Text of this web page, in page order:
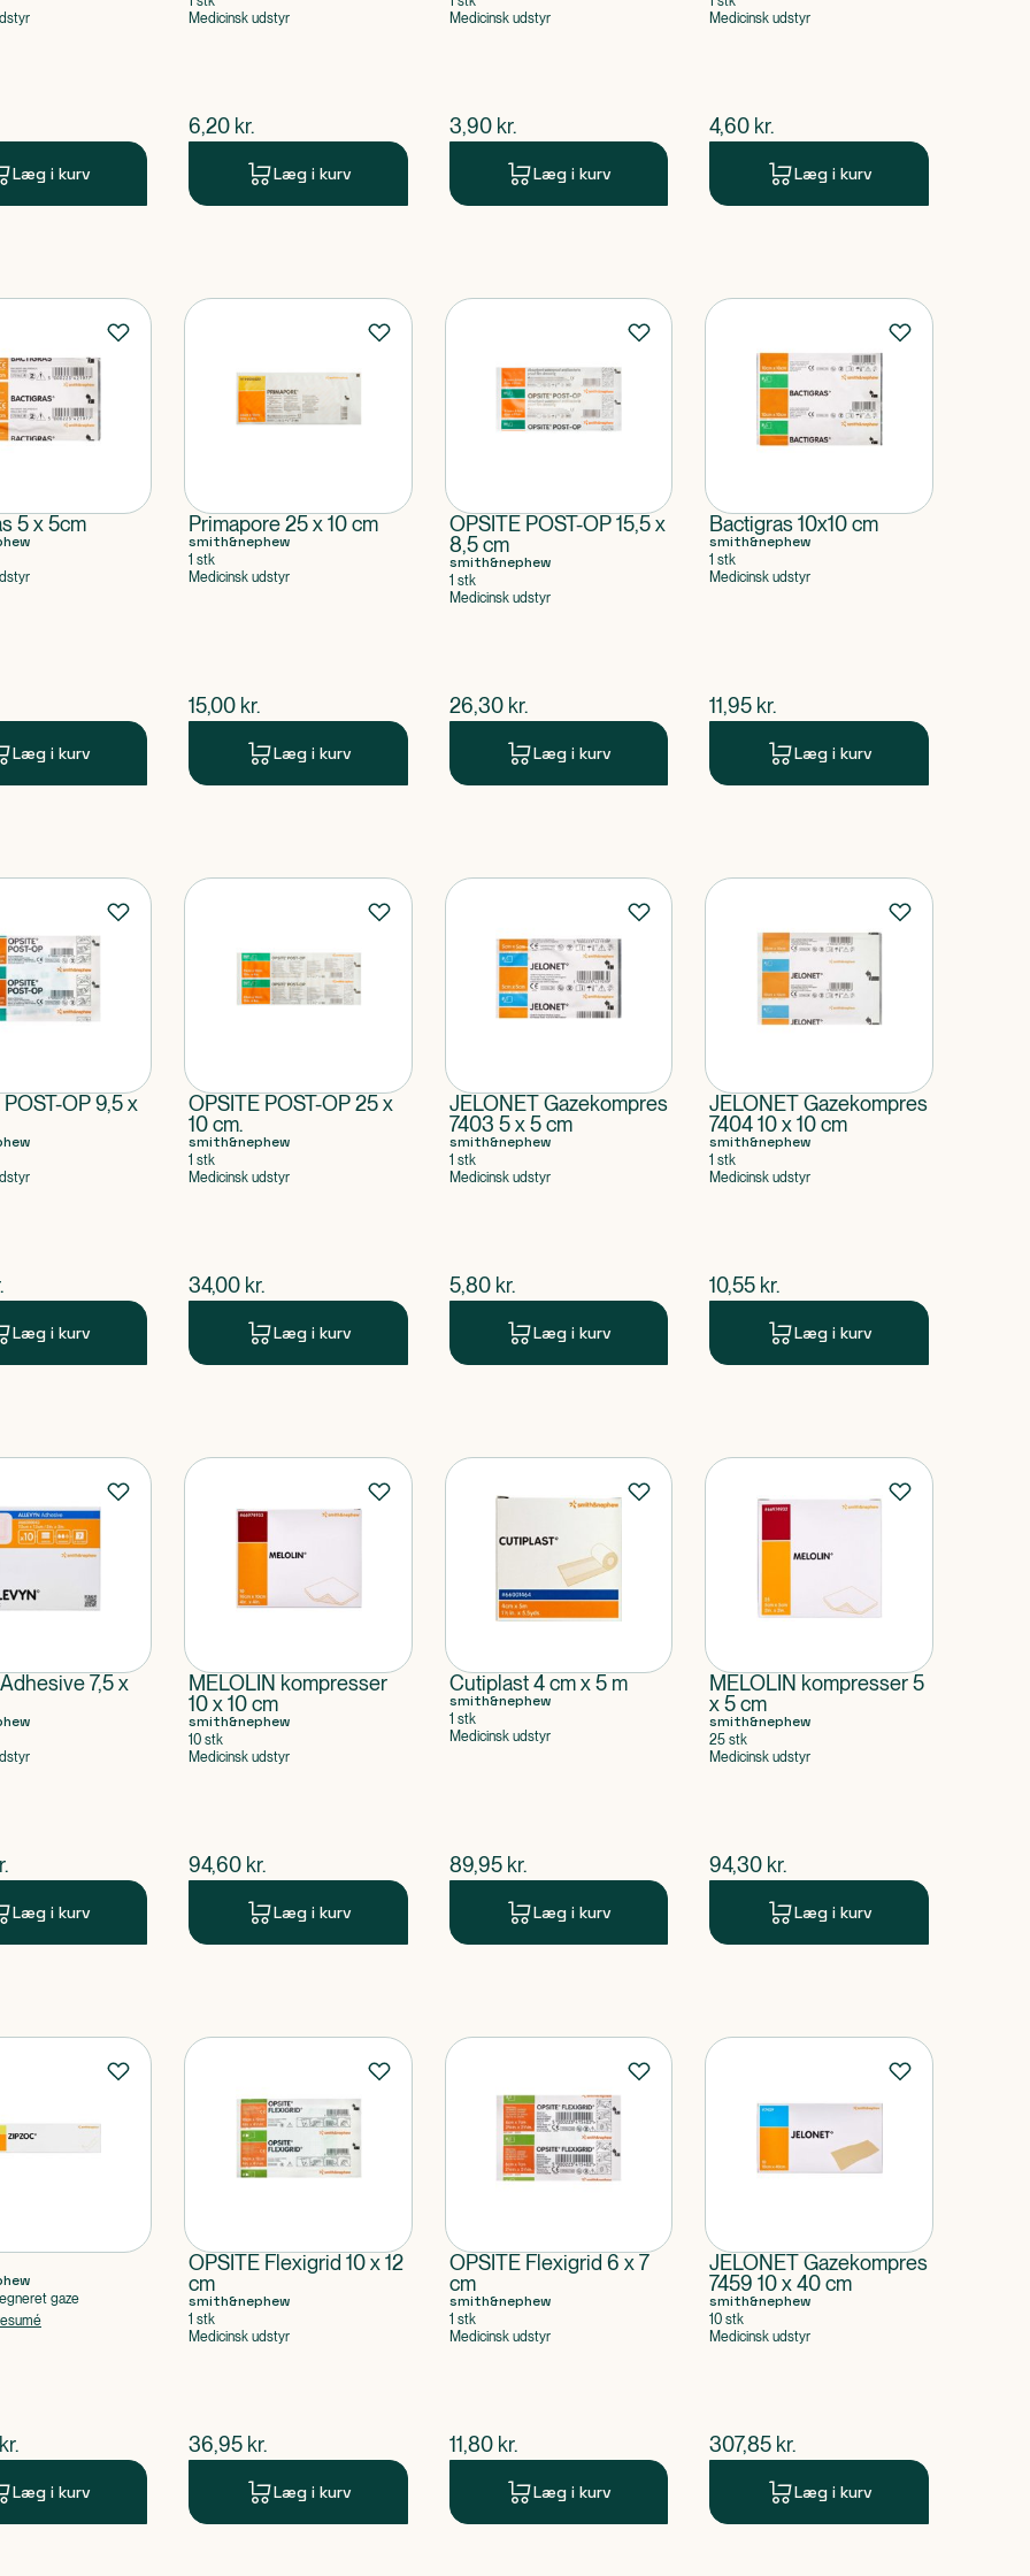
pris
Læg i kurv
Medicinsk udstyr
$ nuværende pris
6,20 kr.
Læg i kurv
Medicinsk udstyr
$nuværende pris
3,90 kr.
Læg i kurv
Medicinsk udstyr
$nuværende pris
4,60 kr.
Læg i kurv
5 x 5cm
pris
Læg i kurv
Primapore 25 x 10 cm
smith&nephew
1 stk
Medicinsk udstyr
$nuværende pris
15,00 kr.
Læg i kurv
OPSITE POST-OP 15,5 x
8,5 cm
smith&nephew
1 stk
Medicinsk udstyr
$nuværende pris
26,30 kr.
Læg i kurv
Bactigras 10x10 cm
smith&nephew
1 stk
Medicinsk udstyr
$nuværende pris
11,95 kr.
Læg i kurv
OP 9,5 x
pris
Læg i kurv
OPSITE POST-OP 25 x
10 cm.
smith&nephew
1 stk
Medicinsk udstyr
$nuværende pris
34,00 kr.
Læg i kurv
JELONET Gazekompres
7403 5 x 5 cm
smith&nephew
1 stk
Medicinsk udstyr
$nuværende pris
5,80 kr.
Læg i kurv
JELONET Gazekompres
7404 10 x 10 cm
smith&nephew
1 stk
Medicinsk udstyr
$nuværende pris
10,55 kr.
Læg i kurv
7,5 x
pris
Læg i kurv
MELOLIN kompresser
10 x 10 cm
smith&nephew
10 stk
Medicinsk udstyr
$nuværende pris
94,60 kr.
Læg i kurv
Cutiplast 4 cm x 5 m
smith&nephew
1 stk
Medicinsk udstyr
$nuværende pris
89,95 kr.
Læg i kurv
MELOLIN kompresser 5
x 5 cm
smith&nephew
25 stk
Medicinsk udstyr
$nuværende pris
94,30 kr.
Læg i kurv
gaze
pris
kr.
Læg i kurv
OPSITE Flexigrid 10 x 12
cm
smith&nephew
1 stk
Medicinsk udstyr
$nuværende pris
36,95 kr.
Læg i kurv
OPSITE Flexigrid 6 x 7
cm
smith&nephew
1 stk
Medicinsk udstyr
$nuværende pris
11,80 kr.
Læg i kurv
JELONET Gazekompres
7459 10 x 40 cm
smith&nephew
10 stk
Medicinsk udstyr
$nuværende pris
307,85 kr.
Læg i kurv